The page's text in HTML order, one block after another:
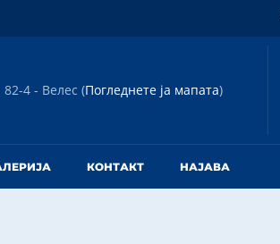
4 - Велес (Погледнете ја мапата)
КОНТАКТ НАЈАВА